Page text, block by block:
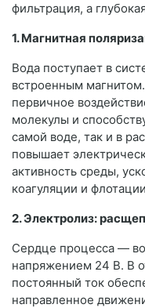
фильтрация, а
1. Магнитная
Вода поступает в
встроенным
первичное
молекулы и
самой воде, так и в
повышает
активность среды,
коагуляции и
2. Электролиз:
Сердце процесса —
напряжением 24 В. В
постоянный ток
направленное